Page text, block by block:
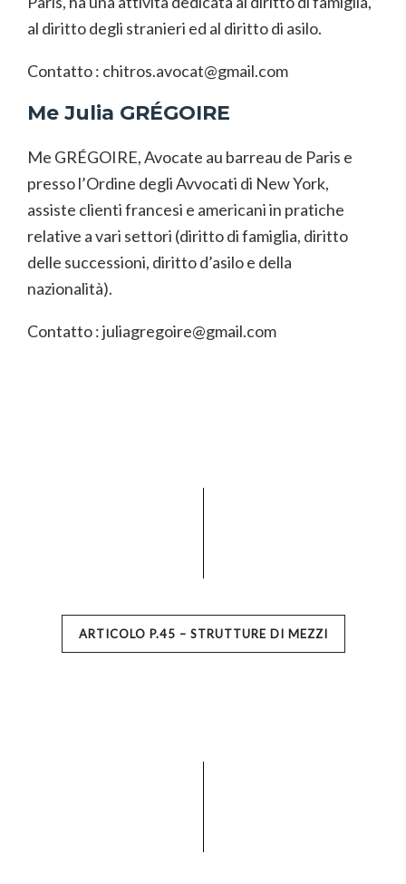
al diritto degli stranieri ed al diritto di asilo.
Contatto : chitros.avocat@gmail.com
Me Julia GRÉGOIRE
Me GRÉGOIRE, Avocate au barreau de Paris e
presso l’Ordine degli Avvocati di New York,
assiste clienti francesi e americani in pratiche
relative a vari settori (diritto di famiglia, diritto
delle successioni, diritto d’asilo e della
nazionalità).
Contatto :juliagregoire@gmail.com
ARTICOLO P.45 – STRUTTURE DI MEZZI